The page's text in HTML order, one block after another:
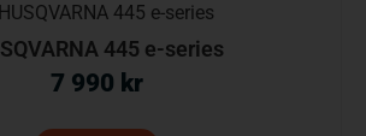
445 e-series
7 990 kr